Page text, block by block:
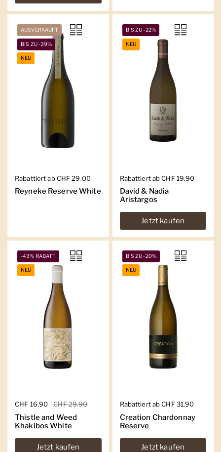
Regulärer Preis
Rabattiert ab CHF 29.00
Reyneke Reserve White
AUSVERKAUFT
BIS ZU -39%
NEU
Regulärer Preis
Rabattiert ab CHF 19.90
David & Nadia
Aristargos
Jetzt kaufen
BIS ZU -22%
NEU
Regulärer Preis
CHF 16.90 Sale-Preis
CHF 29.90
Thistle and Weed
Khakibos White
Jetzt kaufen
-43% RABATT
NEU
Regulärer Preis
Rabattiert ab CHF 31.90
Creation Chardonnay
Reserve
Jetzt kaufen
BIS ZU -20%
NEU